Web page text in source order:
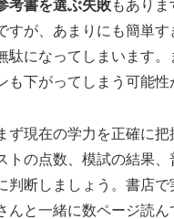
考書を選ぶ失敗もあり
すが、あまりにも簡単
駄になってしまいます。
も下がってしまう可能性
ず現在の学力を正確に
トの点数、模試の結果
判断しましょう。書店で
んと一緒に数ページ読ん